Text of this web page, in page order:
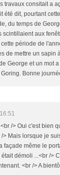
travaux consitait a
été dit, pourtant
du temps de
scintillaient aux
période de
de mettre un sapin
George et un mot
Goring. Bonne
/> Oui c'est bien
> Mais lorsque je
façade même le
démoli ...<br />
<br /> A